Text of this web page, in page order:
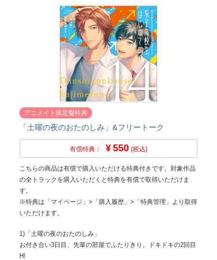
アニメイト限定盤特典
「土曜の夜のおたのしみ」&フリートーク
有償特典： 550 (税込)
こちらの商品は有償で購入いただける特典付きです。対象作品
の全トラックを購入いただくと特典を有償で取得いただけま
す。
※特典は「マイページ」>「購入履歴」>「特典管理」より取得
いただけます。
1)「土曜の夜のおたのしみ」
お付き合い3日目、先輩の部屋でふたりきり。ドキドキの2回目
H!